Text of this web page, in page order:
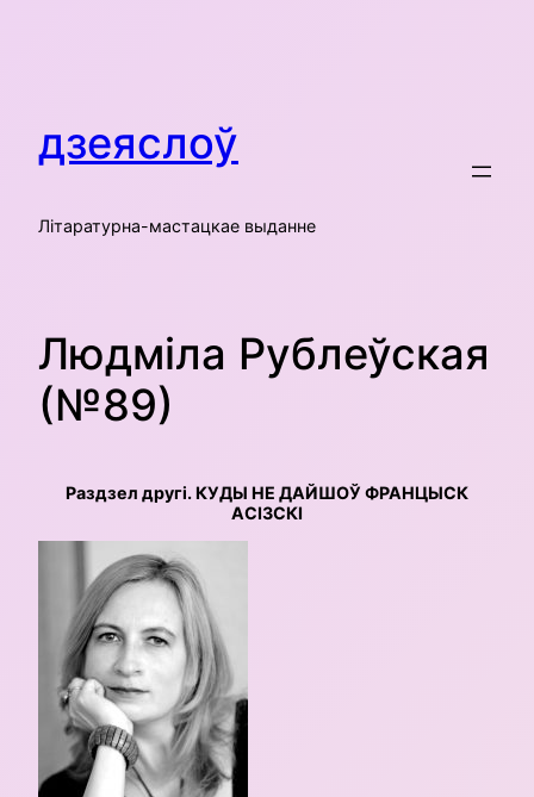
дзеяслоў
Літаратурна-мастацкае выданне
Людміла Рублеўская
(№89)
Раздзел другі. КУДЫ НЕ ДАЙШОЎ ФРАНЦЫСК
АСІЗСКІ